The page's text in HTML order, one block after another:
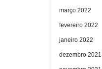
março 2022
fevereiro 2022
janeiro 2022
dezembro 2021